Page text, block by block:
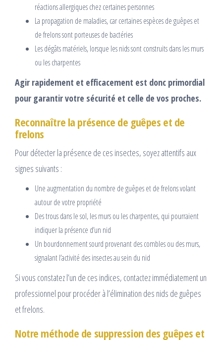
réactions allergiques chez certaines personnes
La propagation de maladies, car certaines espèces de guêpes et
de frelons sont porteuses de bactéries
Les dégâts matériels, lorsque les nids sont construits dans les murs
ou les charpentes
Agir rapidement et efficacement est donc primordial
pour garantir votre sécurité et celle de vos proches.
Reconnaître la présence de guêpes et de
frelons
Pour détecter la présence de ces insectes, soyez attentifs aux
signes suivants :
Une augmentation du nombre de guêpes et de frelons volant
autour de votre propriété
Des trous dans le sol, les murs ou les charpentes, qui pourraient
indiquer la présence d’un nid
Un bourdonnement sourd provenant des combles ou des murs,
signalant l’activité des insectes au sein du nid
Si vous constatez l’un de ces indices, contactez immédiatement un
professionnel pour procéder à l’élimination des nids de guêpes
et frelons.
Notre méthode de suppression des guêpes et